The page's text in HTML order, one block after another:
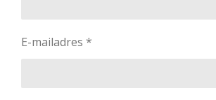
E-mailadres *